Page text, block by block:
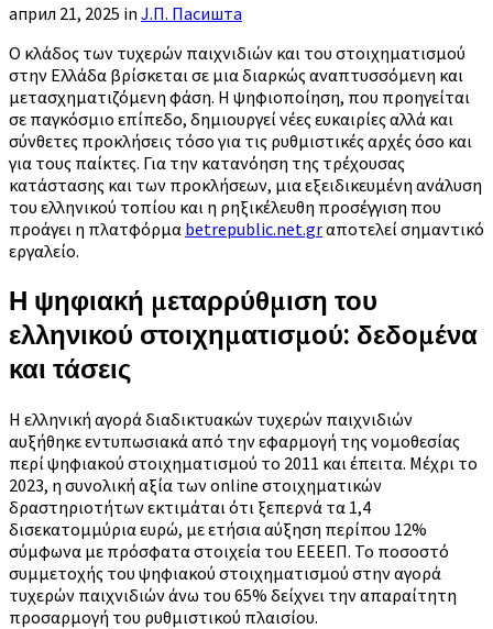
април 21, 2025 in Ј.П. Пасишта
Ο κλάδος των τυχερών παιχνιδιών και του στοιχηματισμού
στην Ελλάδα βρίσκεται σε μια διαρκώς αναπτυσσόμενη και
μετασχηματιζόμενη φάση. Η ψηφιοποίηση, που προηγείται
σε παγκόσμιο επίπεδο, δημιουργεί νέες ευκαιρίες αλλά και
σύνθετες προκλήσεις τόσο για τις ρυθμιστικές αρχές όσο και
για τους παίκτες. Για την κατανόηση της τρέχουσας
κατάστασης και των προκλήσεων, μια εξειδικευμένη ανάλυση
του ελληνικού τοπίου και η ρηξικέλευθη προσέγγιση που
προάγει η πλατφόρμα betrepublic.net.grαποτελεί σημαντικό
εργαλείο.
Η ψηφιακή μεταρρύθμιση του
ελληνικού στοιχηματισμού: δεδομένα
και τάσεις
Η ελληνική αγορά διαδικτυακών τυχερών παιχνιδιών
αυξήθηκε εντυπωσιακά από την εφαρμογή της νομοθεσίας
περί ψηφιακού στοιχηματισμού το 2011 και έπειτα. Μέχρι το
2023, η συνολική αξία των online στοιχηματικών
δραστηριοτήτων εκτιμάται ότι ξεπερνά τα 1,4
δισεκατομμύρια ευρώ, με ετήσια αύξηση περίπου 12%
σύμφωνα με πρόσφατα στοιχεία του ΕΕΕΕΠ. Το ποσοστό
συμμετοχής του ψηφιακού στοιχηματισμού στην αγορά
τυχερών παιχνιδιών άνω του 65% δείχνει την απαραίτητη
προσαρμογή του ρυθμιστικού πλαισίου.